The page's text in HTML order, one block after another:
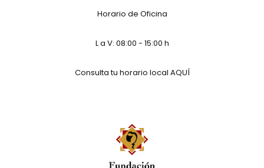
Horario de Oficina
L a V: 08:00 - 15:00 h
Consulta tu horario local AQUÍ